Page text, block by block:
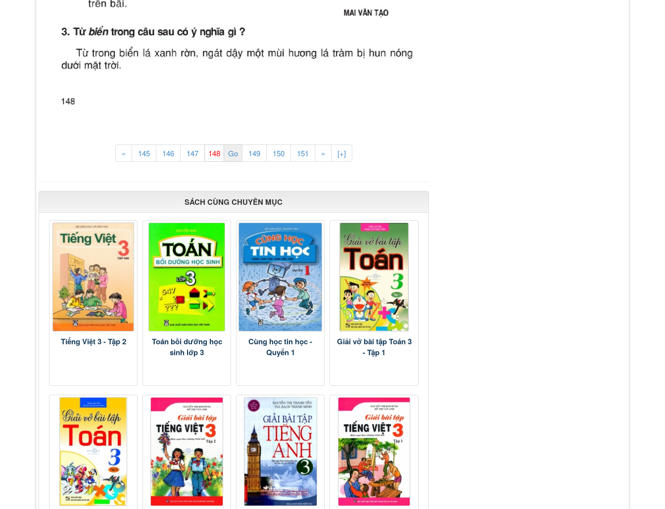
« 145 146 147 149 150 151 » [+]
SÁCH CÙNG CHUYÊN MỤC
Tiếng Việt 3 - Tập 2
Toán bồi dưỡng học
sinh lớp 3
Cùng học tin học -
Quyển 1
Giải vở bài tập Toán 3
- Tập 1